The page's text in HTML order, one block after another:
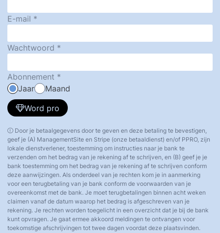
E-mail
Wachtwoord
Abonnement
Jaar
Maand
Word pro
Door je betaalgegevens door te geven en deze betaling te bevestigen,
geef je (A) ManagementSite en Stripe (onze betaaldienst) en/of PPRO, zijn
lokale dienstverlener, toestemming om instructies naar je bank te
verzenden om het bedrag van je rekening af te schrijven, en (B) geef je je
bank toestemming om het bedrag van je rekening af te schrijven conform
deze aanwijzingen. Als onderdeel van je rechten kom je in aanmerking
voor een terugbetaling van je bank conform de voorwaarden van je
overeenkomst met de bank. Je moet terugbetalingen binnen acht weken
claimen vanaf de datum waarop het bedrag is afgeschreven van je
rekening. Je rechten worden toegelicht in een overzicht dat je bij de bank
kunt opvragen. Je gaat ermee akkoord meldingen te ontvangen voor
toekomstige afschrijvingen tot twee dagen voordat deze plaatsvinden.